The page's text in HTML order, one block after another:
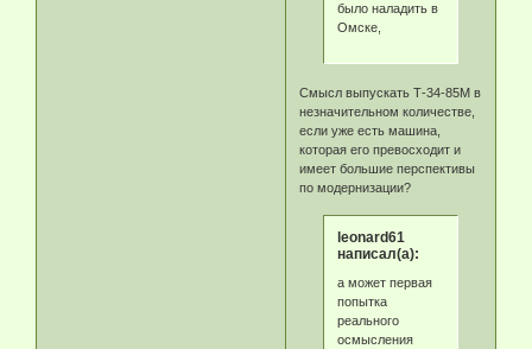
было наладить в
Омске,
Смысл выпускать Т-34-85М в
незначительном количестве,
если уже есть машина,
которая его превосходит и
имеет большие перспективы
по модернизации?
leonard61
написал(а):
а может первая
попытка
реального
осмысления